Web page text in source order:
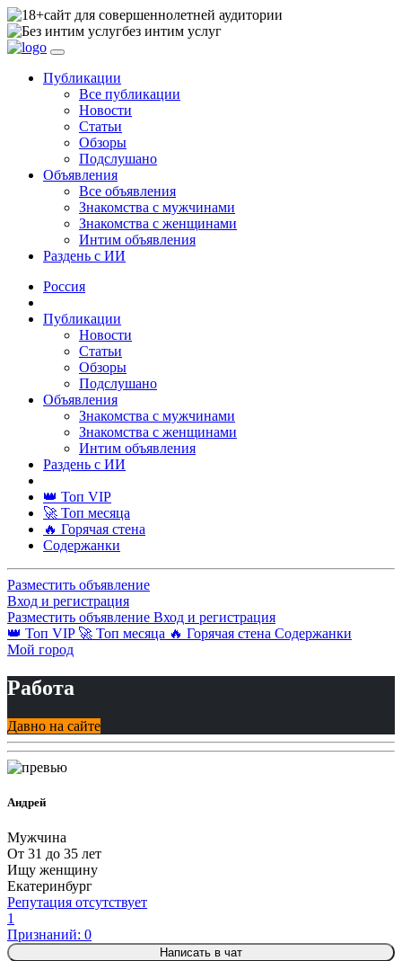
сайт для совершеннолетней аудитории
без интим услуг
Публикации
Все публикации
Новости
Статьи
Обзоры
Подслушано
Объявления
Все объявления
Знакомства с мужчинами
Знакомства с женщинами
Интим объявления
Раздень с ИИ
Россия
Публикации
Новости
Статьи
Обзоры
Подслушано
Объявления
Знакомства с мужчинами
Знакомства с женщинами
Интим объявления
Раздень с ИИ
👑 Топ VIP
🚀 Топ месяца
🔥 Горячая стена
Содержанки
Разместить объявление
Вход и регистрация
Разместить объявление Вход и регистрация
👑 Топ VIP 🚀 Топ месяца 🔥 Горячая стена Содержанки
Мой город
Работа
Давно на сайте
Андрей
Мужчина
От 31 до 35 лет
Ищу женщину
Екатеринбург
Репутация отсутствует
1
Признаний: 0
Написать в чат